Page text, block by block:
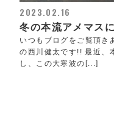
2023.02.16
冬の本流アメマス
いつもブログをご覧頂き
の西川健太です!! 最近、
し、この大寒波の[...]